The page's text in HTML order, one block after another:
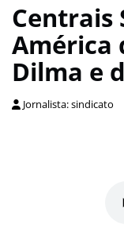
Centrais
América
Dilma e
Jornalista: sindicato